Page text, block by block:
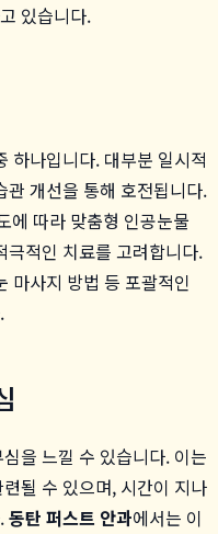
있습니다.
하나입니다. 대부분 일시적
관 개선을 통해 호전됩니다.
에 따라 맞춤형 인공눈물
극적인 치료를 고려합니다.
마사지 방법 등 포괄적인
을 느낄 수 있습니다. 이는
될 수 있으며, 시간이 지나
동탄 퍼스트 안과에서는 이